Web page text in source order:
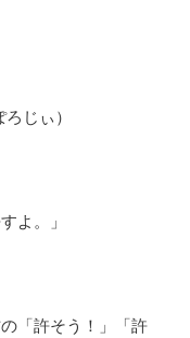
じぃ）
よ。」
「許そう！」「許